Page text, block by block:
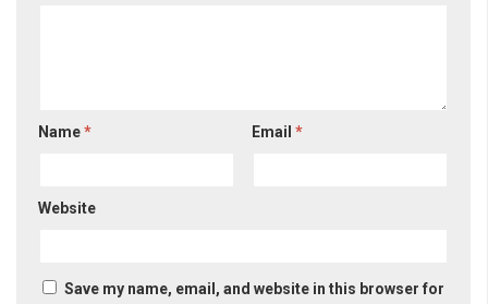
Name* Email*
Website
Save my name, email, and website in this browser for